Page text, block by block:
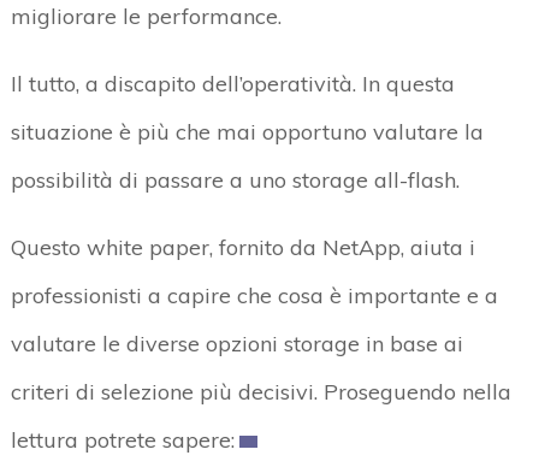
migliorare le performance.
Il tutto, a discapito dell’operatività. In questa
situazione è più che mai opportuno valutare la
possibilità di passare a uno storage all-flash.
Questo white paper, fornito da NetApp, aiuta i
professionisti a capire che cosa è importante e a
valutare le diverse opzioni storage in base ai
criteri di selezione più decisivi. Proseguendo nella
lettura potrete sapere: